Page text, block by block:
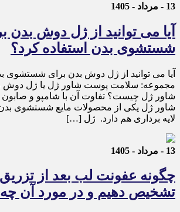
13 - مرداد - 1405
آیا می توانید از ژل دوش بدن
شستشوی بدن استفاده کرد؟
آیا می توانید از ژل دوش بدن برای شستشوی
مجموعه: سلامت پوست شاور ژل یا ژل دوش
شاور ژل چیست؟ تفاوت آن با شامپو و
شاور ژل یکی از محصولات مایع شستشوی
لایه برداری هم دارد. ژل […]
13 - مرداد - 1405
چگونه عفونت لب بعد از تزریق
تشخیص دهیم و در مورد آن چه